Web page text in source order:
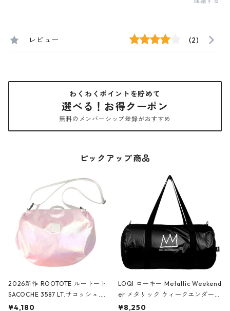
レビュー (2)
わくわくポイントを貯めて
選べる！お得クーポン
無料のメンバーシップ登録がおすすめ
ピックアップ商品
2026新作 ROOTOTE ルートート
SACOCHE 3587 LT.サコッシュ.ル
ミエ-B ショルダーバッグ グロスピ
¥4,180
LOQI ローキー Metallic Weekend
er メタリック ウィークエンダー
ボストンバッグ ショルダーバッグ
¥8,250